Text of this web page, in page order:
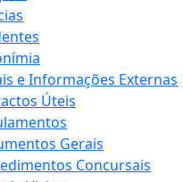
e Informações Externas
Úteis
Gerais
Concursais